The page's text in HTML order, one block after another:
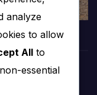
analyze
to allow
All to
essential